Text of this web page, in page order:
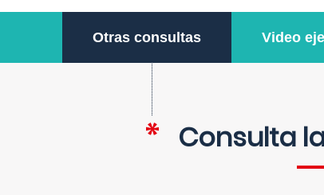
Otras consultas Video
Consulta